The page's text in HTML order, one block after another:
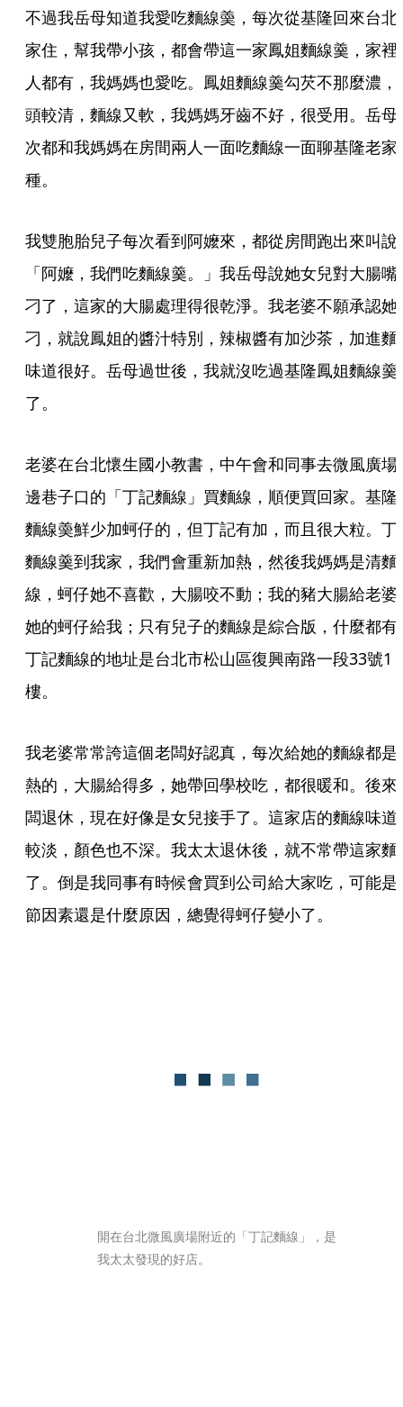
不過我岳母知道我愛吃麵線羮，每次從基隆回來台北
家住，幫我帶小孩，都會帶這一家鳳姐麵線羹，家裡
人都有，我媽媽也愛吃。鳳姐麵線羹勾芡不那麼濃，
頭較清，麵線又軟，我媽媽牙齒不好，很受用。岳母
次都和我媽媽在房間兩人一面吃麵線一面聊基隆老家
種。
我雙胞胎兒子每次看到阿嬤來，都從房間跑出來叫說
「阿嬤，我們吃麵線羹。」我岳母說她女兒對大腸嘴
刁了，這家的大腸處理得很乾淨。我老婆不願承認她
刁，就說鳳姐的醬汁特別，辣椒醬有加沙茶，加進麵
味道很好。岳母過世後，我就沒吃過基隆鳳姐麵線羹
了。
老婆在台北懷生國小教書，中午會和同事去微風廣場
邊巷子口的「丁記麵線」買麵線，順便買回家。基隆
麵線羮鮮少加蚵仔的，但丁記有加，而且很大粒。丁
麵線羹到我家，我們會重新加熱，然後我媽媽是清麵
線，蚵仔她不喜歡，大腸咬不動；我的豬大腸給老婆
她的蚵仔給我；只有兒子的麵線是綜合版，什麼都有
丁記麵線的地址是台北市松山區復興南路一段33號1
樓。
我老婆常常誇這個老闆好認真，每次給她的麵線都是
熱的，大腸給得多，她帶回學校吃，都很暖和。後來
闆退休，現在好像是女兒接手了。這家店的麵線味道
較淡，顏色也不深。我太太退休後，就不常帶這家麵
了。倒是我同事有時候會買到公司給大家吃，可能是
節因素還是什麼原因，總覺得蚵仔變小了。
開在台北微風廣場附近的「丁記麵線」，是
我太太發現的好店。